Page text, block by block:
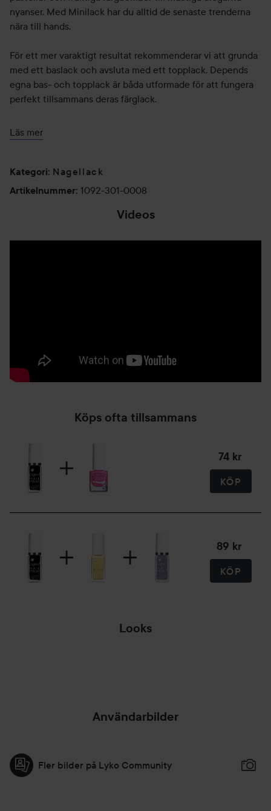
nyanser. Med Minilack har du alltid de senaste trenderna
nära till hands.
För ett mer varaktigt resultat rekommenderar vi att grunda
med ett baslack och avsluta med ett topplack. Depends
egna bas- och topplack är båda utformade för att fungera
perfekt tillsammans deras färglack.
5ml Användning:
Börja med att grunda med ett baslack för ett mer hållbart
nagellacksborsten när du öppnar flaskan, för att få en bra
mängd lack på borsten. Stryk ut nagellacket längs mitten
sedan ett penseldrag på vardera sida av nageln. Släta ut
Läs mer
Kategori: Nagellack
Artikelnummer: 1092-301-0008
Videos
Köps ofta tillsammans
74 kr
KÖP
89 kr
KÖP
Looks
Användarbilder
Fler bilder på Lyko Community